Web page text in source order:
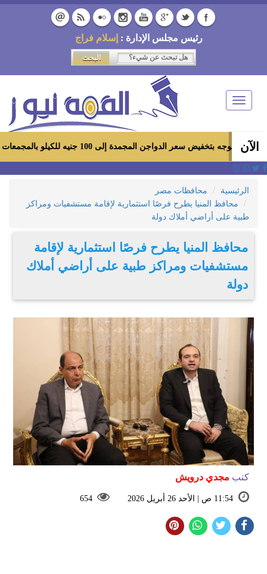
رئيس مجلس الإدارة : إسلام فراج
Toggle
navigation
الآن
الدواجن المجمدة إلى 100 جنيه للكيلو بالمجمعات الاستهلاكية ومعارض «أهلاً رمضان»
الرئيسية
محافظات مصر
محافظ المنيا يطرح فرصًا استثمارية لإقامة مستشفيات ومراكز
طبية على أراضي أملاك دولة
محافظ المنيا يطرح فرصًا استثمارية لإقامة
مستشفيات ومراكز طبية على أراضي أملاك
دولة
كتب مجدي درويش
11:54 ص | الأحد 26 أبريل 2026 654